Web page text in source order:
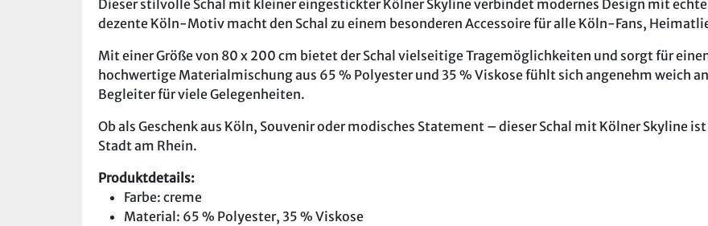
Dieser stilvolle Schal mit kleiner eingestickter Kölner Skyline verbindet modernes Design mit
dezente Köln-Motiv macht den Schal zu einem besonderen Accessoire für alle Köln-Fans,
Mit einer Größe von 80 x 200 cm bietet der Schal vielseitige Tragemöglichkeiten und sorgt für
hochwertige Materialmischung aus 65 % Polyester und 35 % Viskose fühlt sich angenehm weich
Begleiter für viele Gelegenheiten.
Ob als Geschenk aus Köln, Souvenir oder modisches Statement – dieser Schal mit Kölner Skyline
Stadt am Rhein.
Produktdetails:
Farbe: creme
Material: 65 % Polyester, 35 % Viskose